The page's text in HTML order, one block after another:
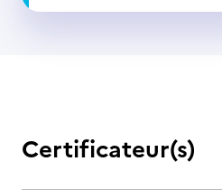
Certificateur(s)